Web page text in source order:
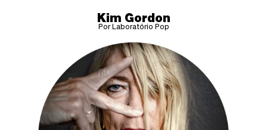
Kim Gordon
Por Laboratório Pop